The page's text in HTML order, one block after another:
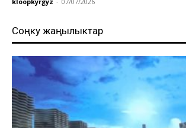
Соңку жаңылыктар